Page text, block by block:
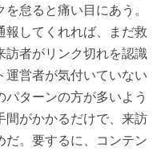
怠ると痛い目にあう。
してくれれば、まだ救
訪者がリンク切れを認識
運営者が気付いていない
ターンの方が多いよう
間がかかるだけで、来訪
。要するに、コンテン